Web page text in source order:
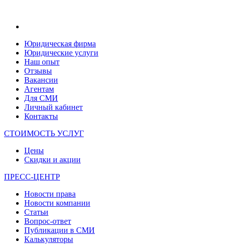
Юридическая фирма
Юридические услуги
Наш опыт
Отзывы
Вакансии
Агентам
Для СМИ
Личный кабинет
Контакты
СТОИМОСТЬ УСЛУГ
Цены
Скидки и акции
ПРЕСС-ЦЕНТР
Новости права
Новости компании
Статьи
Вопрос-ответ
Публикации в СМИ
Калькуляторы